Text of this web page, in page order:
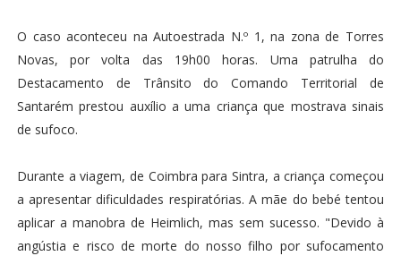
O caso aconteceu na Autoestrada N.º 1, na zona de Torres
Novas, por volta das 19h00 horas. Uma patrulha do
Destacamento de Trânsito do Comando Territorial de
Santarém prestou auxílio a uma criança que mostrava sinais
de sufoco.
Durante a viagem, de Coimbra para Sintra, a criança começou
a apresentar dificuldades respiratórias. A mãe do bebé tentou
aplicar a manobra de Heimlich, mas sem sucesso. "Devido à
angústia e risco de morte do nosso filho por sufocamento